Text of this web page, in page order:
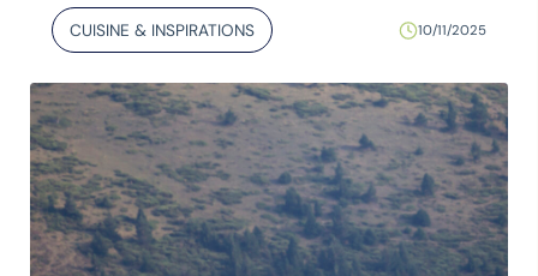
CUISINE & INSPIRATIONS 10/11/2025